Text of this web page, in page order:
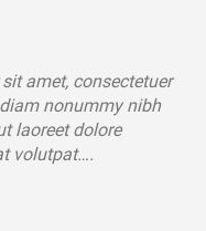
amet, consectetuer
nonummy nibh
laoreet dolore
volutpat….